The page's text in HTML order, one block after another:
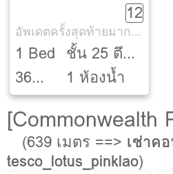
12
อัพเดตครั้งสุดท้ายมากกว่า 30 วัน
1 Bed
36
ตรม.
ชั้น 25 ตึก
B
1 ห้องน้ำ
[Commonwealth
(639 เมตร ==> เช่าค
tesco_lotus_pinklao)